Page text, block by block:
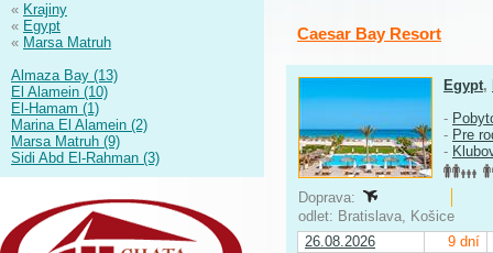
« Krajiny
« Egypt
« Marsa Matruh
Almaza Bay (13)
El Alamein (10)
El-Hamam (1)
Marina El Alamein (2)
Marsa Matruh (9)
Sidi Abd El-Rahman (3)
Caesar Bay Resort
Egypt,
-
- Pre
-
Doprava:
odlet: Bratislava, Košice
26.08.2026
9 dní